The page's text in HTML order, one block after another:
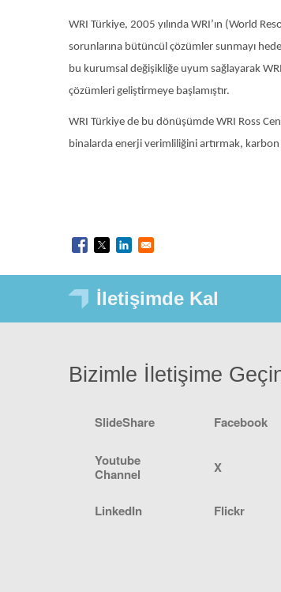
WRI Türkiye, 2005 yılında WRI’ın (World
sorunlarına bütüncül çözümler sunmayı
bu kurumsal değişikliğe uyum sağlayarak
çözümleri geliştirmeye başlamıştır.
WRI Türkiye de bu dönüşümde WRI Ross
binalarda enerji verimliliğini artırmak, karbon
İletişimde Kal
Bizimle İletişime
SlideShare Facebook
Youtube
Channel
X
LinkedIn Flickr